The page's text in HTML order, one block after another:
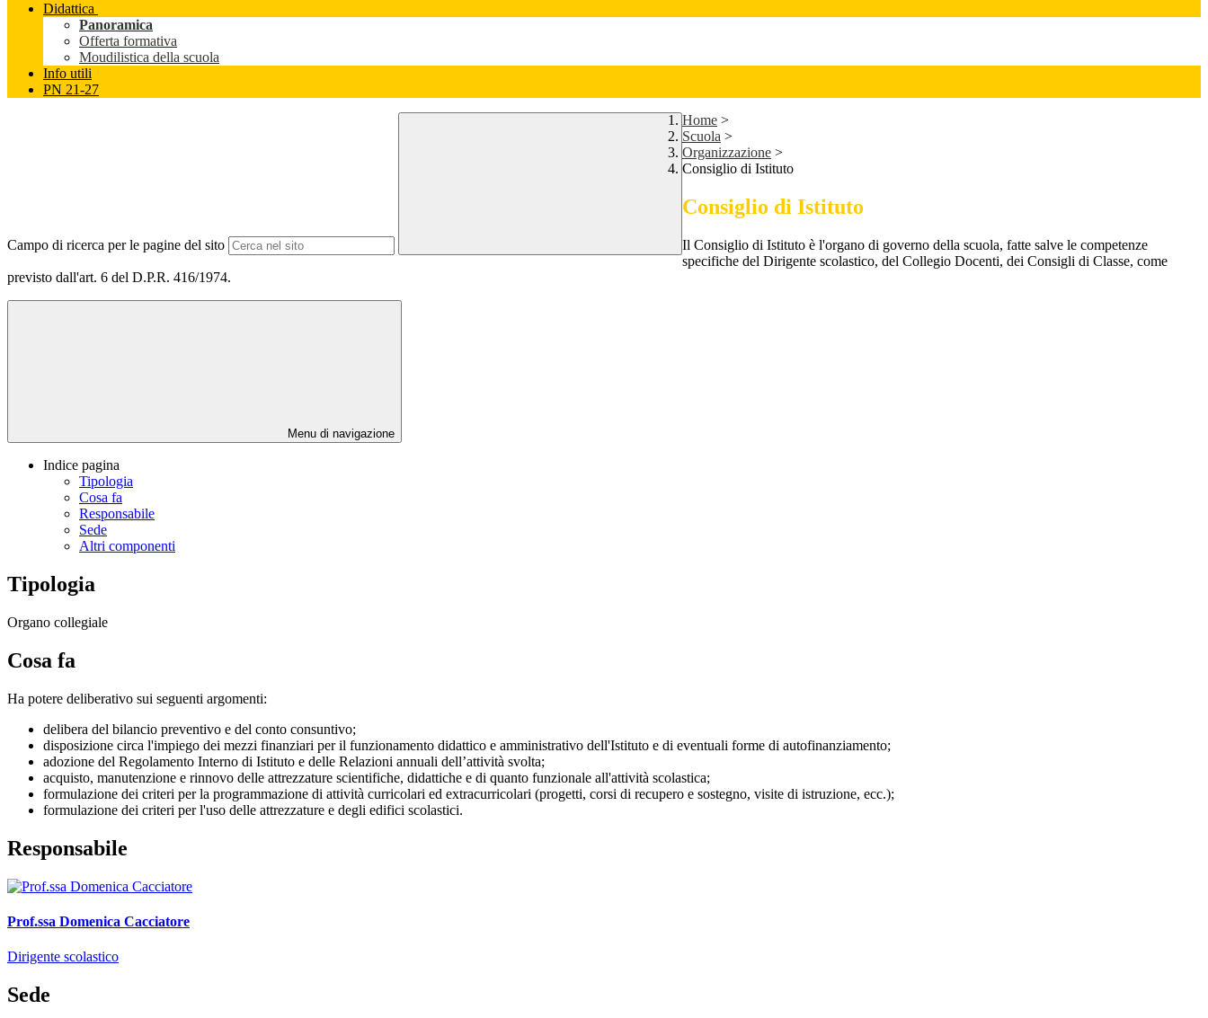
Didattica
Panoramica
Offerta formativa
Moudilistica della scuola
Info utili
PN 21-27
Campo di ricerca per le pagine del sito
Home >
Scuola >
Organizzazione >
Consiglio di Istituto
Consiglio di Istituto
Il Consiglio di Istituto è l'organo di governo della scuola, fatte salve le competenze
specifiche del Dirigente scolastico, del Collegio Docenti, dei Consigli di Classe, come
previsto dall'art. 6 del D.P.R. 416/1974.
Menu di navigazione
Indice pagina
Tipologia
Cosa fa
Responsabile
Sede
Altri componenti
Tipologia
Organo collegiale
Cosa fa
Ha potere deliberativo sui seguenti argomenti:
delibera del bilancio preventivo e del conto consuntivo;
disposizione circa l'impiego dei mezzi finanziari per il funzionamento didattico e amministrativo dell'Istituto e di eventuali forme di autofinanziamento;
adozione del Regolamento Interno di Istituto e delle Relazioni annuali dell’attività svolta;
acquisto, manutenzione e rinnovo delle attrezzature scientifiche, didattiche e di quanto funzionale all'attività scolastica;
formulazione dei criteri per la programmazione di attività curricolari ed extracurricolari (progetti, corsi di recupero e sostegno, visite di istruzione, ecc.);
formulazione dei criteri per l'uso delle attrezzature e degli edifici scolastici.
Responsabile
Prof.ssa Domenica Cacciatore
Dirigente scolastico
Sede